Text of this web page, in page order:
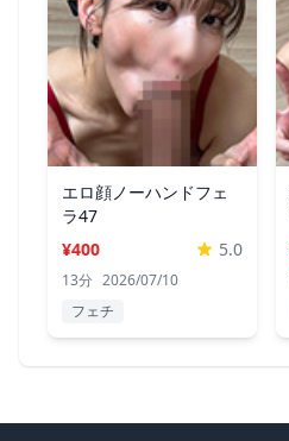
エロ顔ノーハンドフェ
ラ47
¥400
5.0
13分 2026/07/10
フェチ